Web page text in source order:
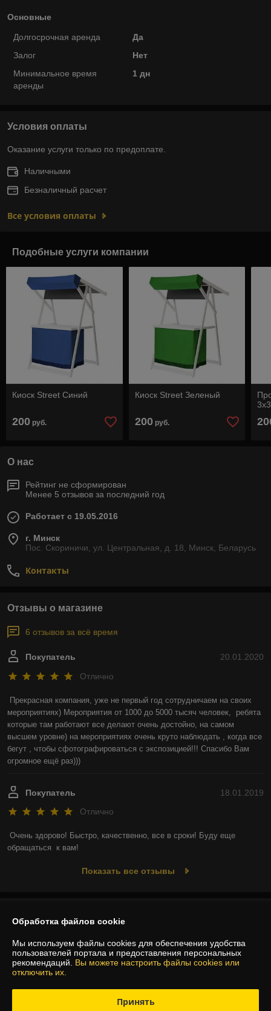
Основные
Долгосрочная аренда
Да
Залог
Нет
Минимальное время
аренды
1 дн
Условия оплаты
Оказание услуги только по предоплате.
Наличными
Безналичный расчет
Все условия оплаты
Подобные услуги компании
Киоск Street Синий
200 руб.
Киоск Street Зеленый
200руб.
О нас
Рейтинг не сформирован
Менее 5 отзывов за последний год
Работает с 19.05.2016
г. Минск
Пос. Скориничи, ул. Центральная, д. 18, Минск, Беларусь
Контакты
Отзывы о магазине
6 отзывов за всё время
20.01.2020
Покупатель
Отлично
Прекрасная компания, уже не первый год сотрудничаем на своих
мероприятиях) Мероприятия от 1000 до 5000 тысяч человек,  ребята
которые там работают все делают очень достойно, на самом
высшем уровне) на мероприятиях очень круто наблюдать , когда все
бегут , чтобы сфотографироваться с экспозицией!!! Спасибо Вам
огромное ещё раз)))
18.01.2019
Покупатель
Отлично
Очень здорово! Быстро, качественно, все в сроки! Буду еще
обращаться  к вам!
Показать все отзывы
Контакты
Доставка и оплата
Обработка файлов cookie
Мы используем файлы cookies для обеспечения удобства
пользователей портала и предоставления персональных
рекомендаций. Вы можете настроить файлы cookies или
отключить их.
Принять